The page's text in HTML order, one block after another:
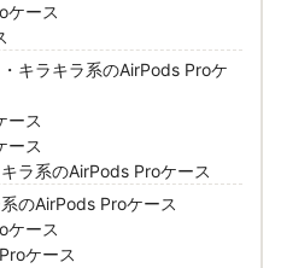
ケース
キラキラ系のAirPods Proケ
ース
ース
ラ系のAirPods Proケース
のAirPods Proケース
ケース
ケース